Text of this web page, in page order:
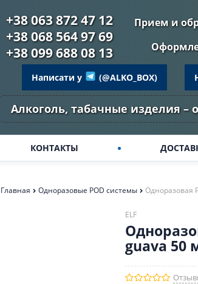
+38 063 872 47 12
+38 068 564 97 69
+38 099 688 08 13
Прием и
Написати у (@ALKO_BOX)
Алкоголь, табачные изделия –
КОНТАКТЫ
Главная Одноразовые POD системы Одноразовая
ELF
guava 50